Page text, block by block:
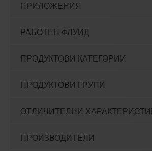
ПРИЛОЖЕНИЯ
РАБОТЕН ФЛУИД
ПРОДУКТОВИ КАТЕГОРИИ
ПРОДУКТОВИ ГРУПИ
ОТЛИЧИТЕЛНИ
ПРОИЗВОДИТЕЛИ